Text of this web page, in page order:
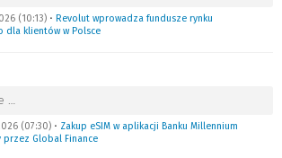
(10:13) • Revolut wprowadza fundusze rynku
dla klientów w Polsce
…
(07:30) • Zakup eSIM w aplikacji Banku Millennium
przez Global Finance